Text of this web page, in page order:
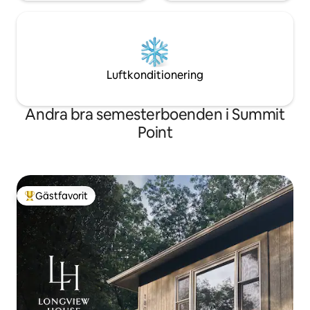
Luftkonditionering
Andra bra semesterboenden i Summit
Point
Populär gästfavorit
Gästfavorit